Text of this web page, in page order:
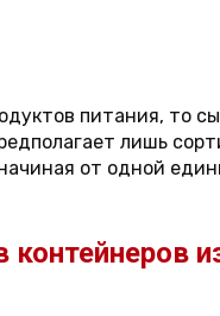
питания, то
лишь
от одной